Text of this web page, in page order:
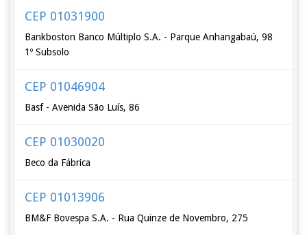
CEP 01031900
Bankboston Banco Múltiplo S.A. - Parque Anhangabaú, 98
1º Subsolo
CEP 01046904
Basf - Avenida São Luís, 86
CEP 01030020
Beco da Fábrica
CEP 01013906
BM&F Bovespa S.A. - Rua Quinze de Novembro, 275